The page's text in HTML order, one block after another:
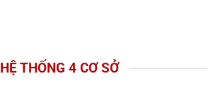
HỆ THỐNG 4 CƠ SỞ